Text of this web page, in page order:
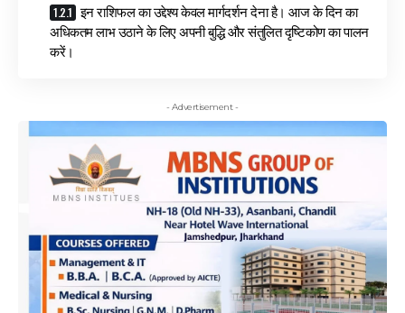
इन राशिफल का उद्देश्य केवल मार्गदर्शन देना है। आज के दिन का
अधिकतम लाभ उठाने के लिए अपनी बुद्धि और संतुलित दृष्टिकोण का पालन
करें।
- Advertisement -